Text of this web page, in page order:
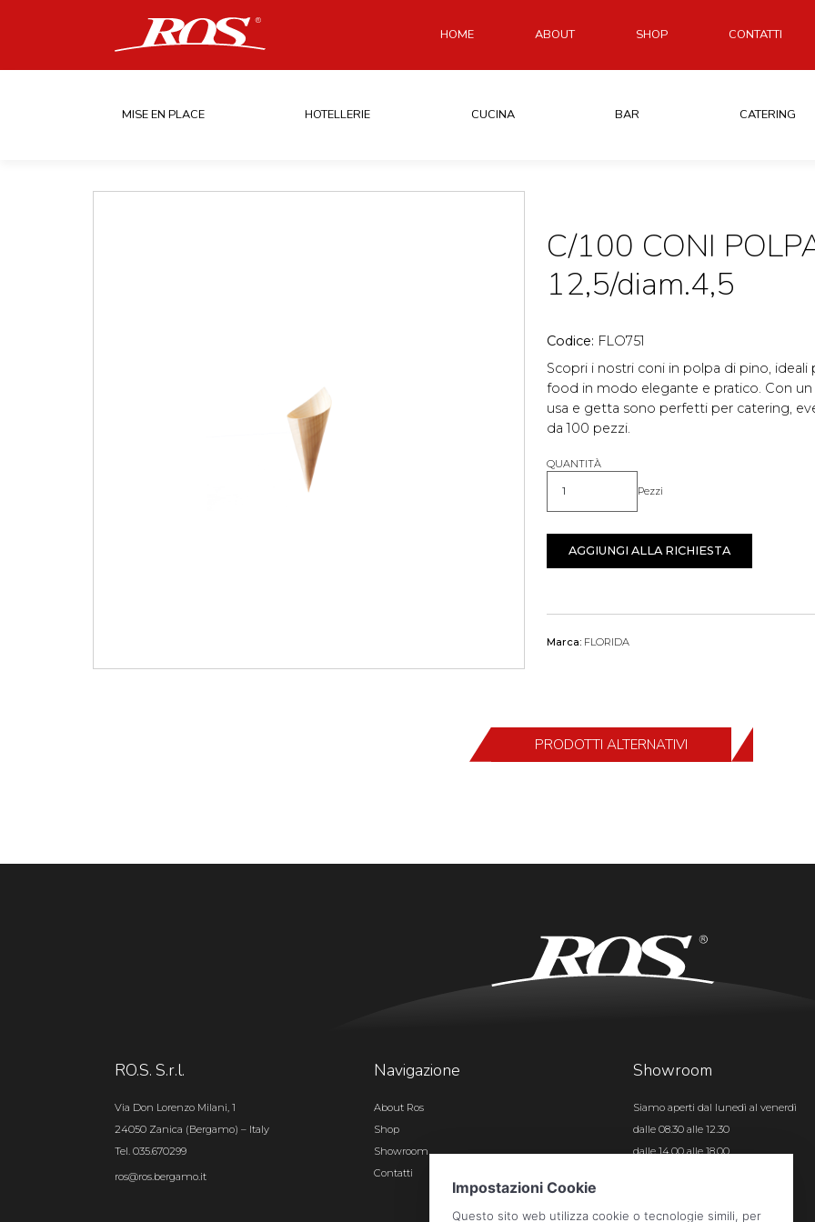
HOME ABOUT SHOP CONTATTI
MISE EN PLACE HOTELLERIE CUCINA BAR CATERING
C/100 CONI
12,5/diam.4,5
Codice: FLO751
Scopri i nostri coni in polpa di pino,
food in modo elegante e pratico. Con
usa e getta sono perfetti per catering,
da 100 pezzi.
QUANTITÀ
Quantità Pezzi
AGGIUNGI ALLA RICHIESTA
Marca: FLORIDA
PRODOTTI ALTERNATIVI
RO.S. S.r.l.
Via Don Lorenzo Milani, 1
24050 Zanica (Bergamo) – Italy
Tel. 035.670299
ros@ros.bergamo.it
Navigazione
About Ros
Shop
Showroom
Contatti
Showroom
Siamo aperti dal lunedì al venerdì
dalle 08.30 alle 12.30
dalle 14.00 alle 18.00